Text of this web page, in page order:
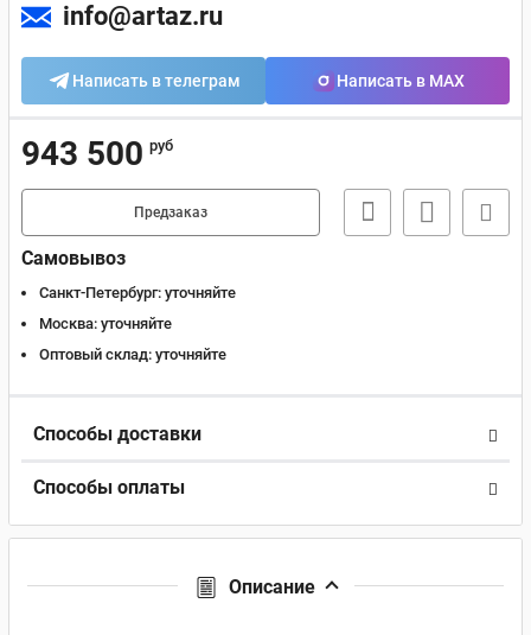
info@artaz.ru
Написать в телеграм Написать в MAX
943 500 руб
Предзаказ
Самовывоз
Санкт-Петербург: уточняйте
Москва: уточняйте
Оптовый склад: уточняйте
Способы доставки
Способы оплаты
Описание